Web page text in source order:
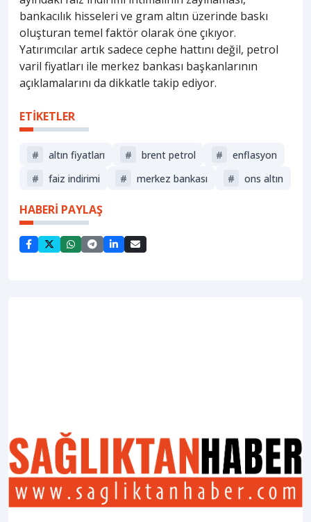
bankacılık hisseleri ve gram altın üzerinde baskı
oluşturan temel faktör olarak öne çıkıyor.
Yatırımcılar artık sadece cephe hattını değil, petrol
varil fiyatları ile merkez bankası başkanlarının
açıklamalarını da dikkatle takip ediyor.
ETİKETLER
# altın fiyatları # brent petrol #
enflasyon
#
faiz indirimi # merkez bankası # ons altın
HABERİ PAYLAŞ